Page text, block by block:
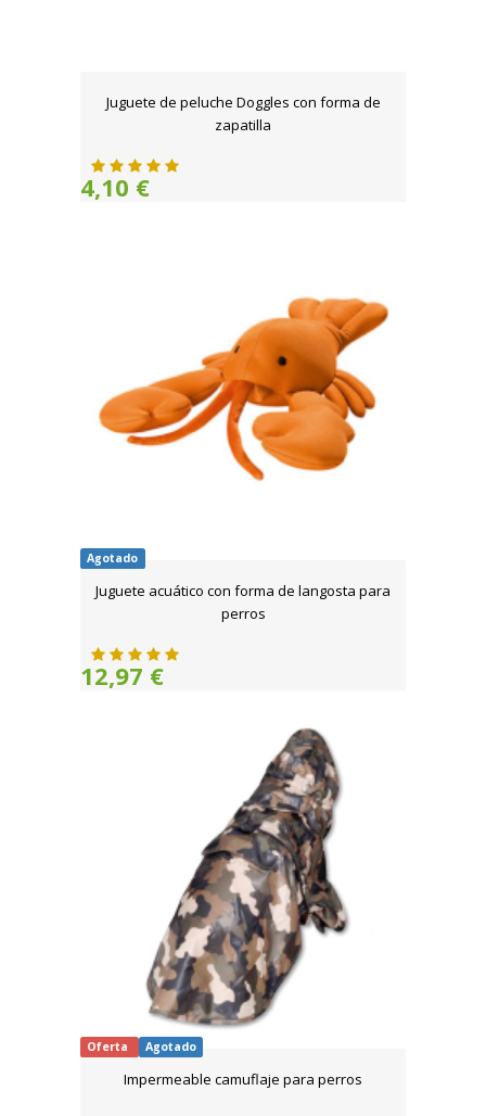
Juguete de peluche Doggles con forma de
zapatilla
4,10 €
Agotado
Juguete acuático con forma de langosta para
perros
12,97 €
Oferta Agotado
Impermeable camuflaje para perros